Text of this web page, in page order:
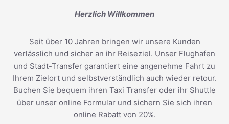
Herzlich Willkommen
Seit über 10 Jahren bringen wir unsere Kunden
verlässlich und sicher an ihr Reiseziel. Unser Flughafen
und Stadt-Transfer garantiert eine angenehme Fahrt zu
Ihrem Zielort und selbstverständlich auch wieder retour.
Buchen Sie bequem ihren Taxi Transfer oder ihr Shuttle
über unser online Formular und sichern Sie sich ihren
online Rabatt von 20%.